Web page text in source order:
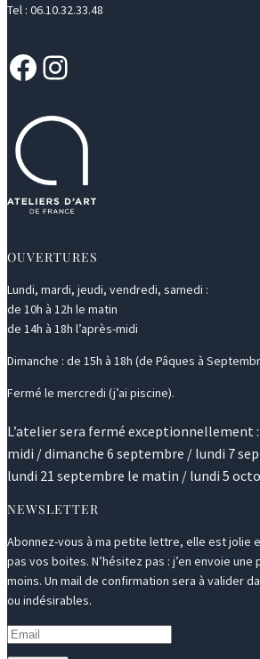
Tel : 06.10.32.33.48
Facebook Instagram
OUVERTURES
Lundi, mardi, jeudi, vendredi, samedi :
de 10h à 12h le matin
de 14h à 18h l’après-midi
Dimanche : de 15h à 18h (de Pâques à
Fermé le mercredi (j’ai piscine).
L’atelier sera fermé exceptionnellement
midi / dimanche 6 septembre / lundi 7
lundi 21 septembre le matin / lundi 5
NEWSLETTER
Abonnez-vous à ma petite lettre, elle est jolie
pas vos boites. N’hésitez pas : j’en envoie
moins. Un mail de confirmation sera à valider
ou indésirables.